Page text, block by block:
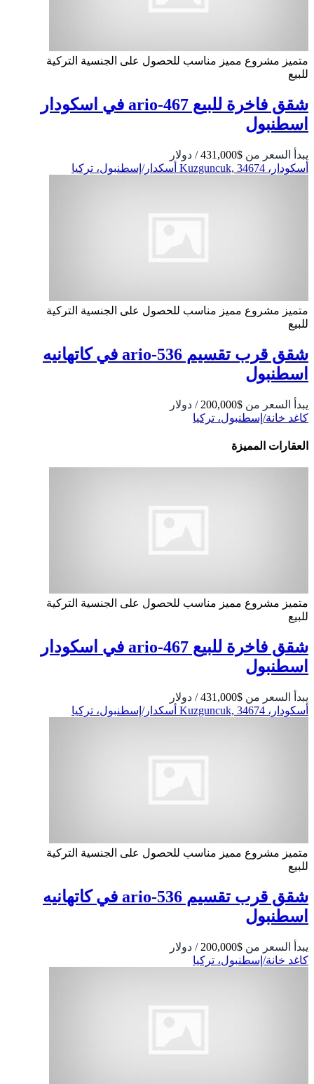
متميز مشروع مميز مناسب للحصول على الجنسية التركية
للبيع
شقق فاخرة للبيع ario-467 في اسكودار
اسطنبول
يبدأ السعر من $431,000
/ دولار
أسكودار، Kuzguncuk, 34674 أسكدار/إسطنبول، تركيا
متميز مشروع مميز مناسب للحصول على الجنسية التركية
للبيع
شقق قرب تقسيم 536-ario في كاتهانيه
اسطنبول
يبدأ السعر من $200,000
/ دولار
كاغد خانة/إسطنبول، تركيا
العقارات المميزة
متميز مشروع مميز مناسب للحصول على الجنسية التركية
للبيع
شقق فاخرة للبيع ario-467 في اسكودار
اسطنبول
يبدأ السعر من $431,000
/ دولار
أسكودار، Kuzguncuk, 34674 أسكدار/إسطنبول، تركيا
متميز مشروع مميز مناسب للحصول على الجنسية التركية
للبيع
شقق قرب تقسيم 536-ario في كاتهانيه
اسطنبول
يبدأ السعر من $200,000
/ دولار
كاغد خانة/إسطنبول، تركيا